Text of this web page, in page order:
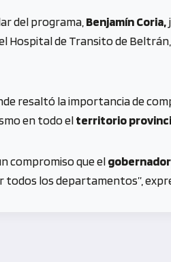
del programa,Benjamín Coria,
Hospital de Transito de Beltrán,
resaltó la importancia de
en todo elterritorio
compromiso que el
los departamentos”,